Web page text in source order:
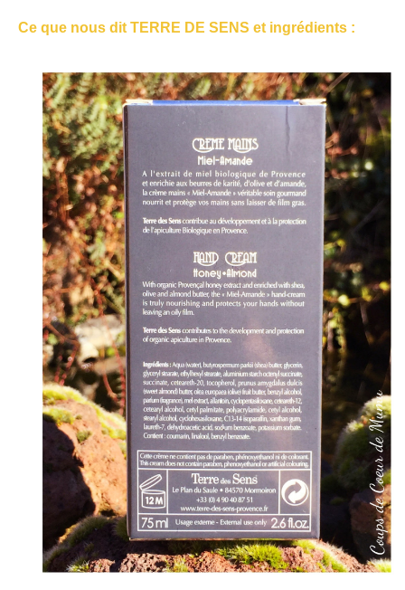
Ce que nous dit TERRE DE SENS et ingrédients :